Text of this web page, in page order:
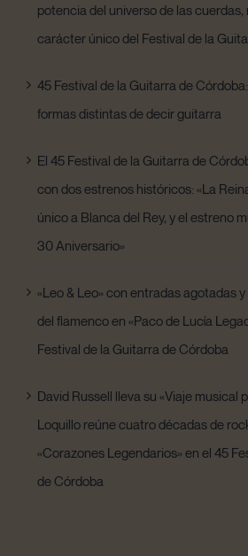
potencia del universo de las cuerdas,
carácter único del Festival de la
45 Festival de la Guitarra de
formas distintas de decir guitarra
El 45 Festival de la Guitarra de
con dos estrenos históricos: «La
único a Blanca del Rey, y el estreno
30 Aniversario»
«Leo & Leo» con entradas agotadas
del flamenco en «Paco de Lucía
Festival de la Guitarra de Córdoba
David Russell lleva su «Viaje musical
Loquillo reúne cuatro décadas de
«Corazones Legendarios» en el 45
de Córdoba